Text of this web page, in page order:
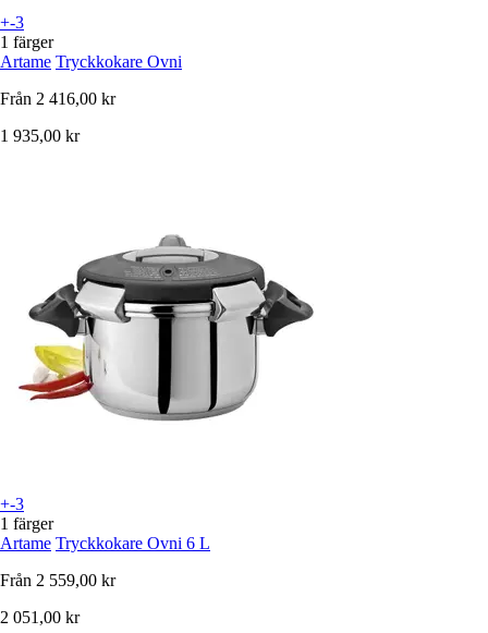
+-3
1 färger
Artame Tryckkokare Ovni
Från 2 416,00 kr
1 935,00 kr
+-3
1 färger
Artame Tryckkokare Ovni 6 L
Från 2 559,00 kr
2 051,00 kr